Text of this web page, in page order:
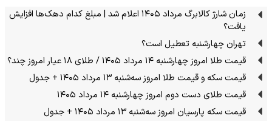
زمان شارژ کالابرگ مرداد ۱۴۰۵ اعلام شد | مبلغ کدام دهک‌ها افزایش
یافت؟
تهران چهارشنبه تعطیل است؟
قیمت طلا امروز چهارشنبه ۱۴ مرداد ۱۴۰۵ / طلای ۱۸ عیار امروز چند؟
قیمت سکه و قیمت طلا امروز سه‌شنبه ۱۳ مرداد ۱۴۰۵ + جدول
قیمت طلای دست دوم امروز چهارشنبه ۱۴ مرداد ۱۴۰۵
قیمت سکه پارسیان امروز سه‌شنبه ۱۳ مرداد ۱۴۰۵ + جدول